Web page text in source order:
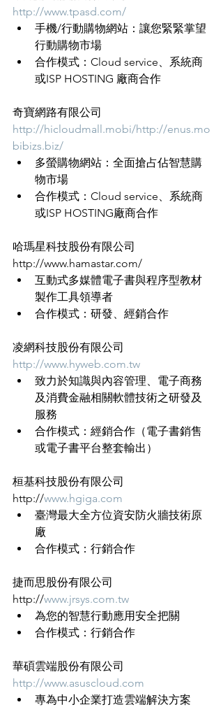
http://www.tpasd.com/
手機/行動購物網站：讓您緊緊掌望
行動購物市場
合作模式：Cloud service、系統商
或ISP HOSTING 廠商合作
奇寶網路有限公司
http://hicloudmall.mobi/http://enus.mo
bibizs.biz/
多螢購物網站：全面搶占佔智慧購
物市場
合作模式：Cloud service、系統商
或ISP HOSTING廠商合作
哈瑪星科技股份有限公司
http://www.hamastar.com/
互動式多媒體電子書與程序型教材
製作工具領導者
合作模式：研發、經銷合作
凌網科技股份有限公司
http://www.hyweb.com.tw
致力於知識與內容管理、電子商務
及消費金融相關軟體技術之研發及
服務
合作模式：經銷合作（電子書銷售
或電子書平台整套輸出）
桓基科技股份有限公司
http://www.hgiga.com
臺灣最大全方位資安防火牆技術原
廠
合作模式：行銷合作
捷而思股份有限公司
http://www.jrsys.com.tw
為您的智慧行動應用安全把關
合作模式：行銷合作
華碩雲端股份有限公司
http://www.asuscloud.com
專為中小企業打造雲端解決方案